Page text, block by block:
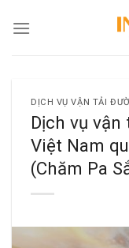
DỊCH VỤ VẬN TẢI
Dịch vụ
Việt Nam
(Chăm Pa